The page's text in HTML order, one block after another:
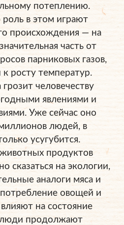
потеплению.
в этом играют
происхождения — на
часть от
парниковых газов,
росту температур.
человечеству
явлениями и
Уже сейчас оно
людей, в
усугубится.
продуктов
сказаться на экологии,
аналоги мяса и
овощей и
на состояние
продолжают